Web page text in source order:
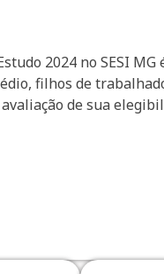
2024 no SESI
filhos de
de sua